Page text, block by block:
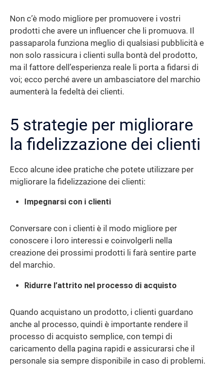
Non c’è modo migliore per promuovere i vostri
prodotti che avere un influencer che li promuova. Il
passaparola funziona meglio di qualsiasi pubblicità e
non solo rassicura i clienti sulla bontà del prodotto,
ma il fattore dell’esperienza reale li porta a fidarsi di
voi; ecco perché avere un ambasciatore del marchio
aumenterà la fedeltà dei clienti.
5 strategie per migliorare
la fidelizzazione dei clienti
Ecco alcune idee pratiche che potete utilizzare per
migliorare la fidelizzazione dei clienti:
Impegnarsi con i clienti
Conversare con i clienti è il modo migliore per
conoscere i loro interessi e coinvolgerli nella
creazione dei prossimi prodotti li farà sentire parte
del marchio.
Ridurre l’attrito nel processo di acquisto
Quando acquistano un prodotto, i clienti guardano
anche al processo, quindi è importante rendere il
processo di acquisto semplice, con tempi di
caricamento della pagina rapidi e assicurarsi che il
personale sia sempre disponibile in caso di problemi.